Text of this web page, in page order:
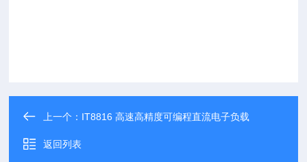
上一个： IT8816 高速高精度可编程直流电子负载
返回列表